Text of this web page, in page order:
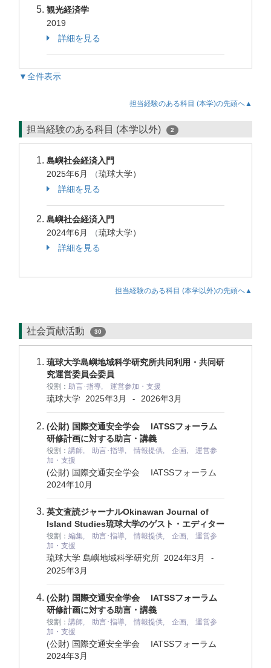
観光経済学
2019
詳細を見る
▼全件表示
担当経験のある科目 (本学)の先頭へ▲
担当経験のある科目 (本学以外) 2
島嶼社会経済入門
2025年6月
（琉球大学）
詳細を見る
島嶼社会経済入門
2024年6月
（琉球大学）
詳細を見る
担当経験のある科目 (本学以外)の先頭へ▲
社会貢献活動 30
琉球大学島嶼地域科学研究所共同利用・共同研
究運営委員会委員
役割： 助言･指導, 運営参加・支援
琉球大学 2025年3月 - 2026年3月
(公財) 国際交通安全学会 IATSSフォーラム
研修計画に対する助言・講義
役割： 講師, 助言･指導, 情報提供, 企画, 運営参
加・支援
(公財) 国際交通安全学会 IATSSフォーラム
2024年10月
英文査読ジャーナルOkinawan Journal of
Island Studies琉球大学のゲスト・エディター
役割： 編集, 助言･指導, 情報提供, 企画, 運営参
加・支援
琉球大学 島嶼地域科学研究所 2024年3月 -
2025年3月
(公財) 国際交通安全学会 IATSSフォーラム
研修計画に対する助言・講義
役割： 講師, 助言･指導, 情報提供, 企画, 運営参
加・支援
(公財) 国際交通安全学会 IATSSフォーラム
2024年3月